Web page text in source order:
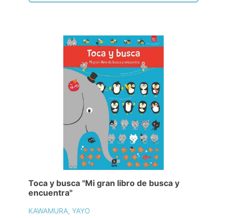
Toca y busca "Mi gran libro de busca y
encuentra"
KAWAMURA, YAYO